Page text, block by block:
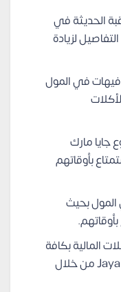
الحديثة في
لزيادة
في المول
جايا مارك
بأوقاتهم
بحيث
المالية بكافة
أشكالها في مول Jaya Mark El Shorouk من خلال